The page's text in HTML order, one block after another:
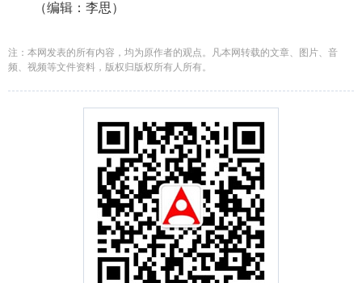
（编辑：李思）
注：本网发表的所有内容，均为原作者的观点。凡本网转载的文章、图片、音
频、视频等文件资料，版权归版权所有人所有。